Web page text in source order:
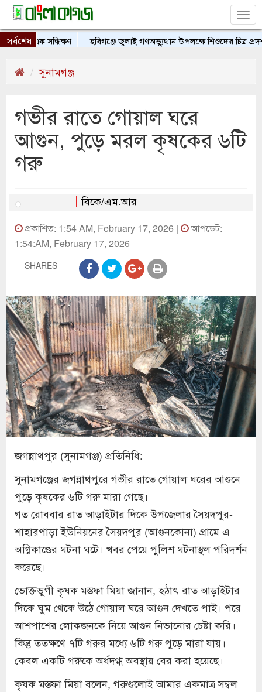
সর্বশেষএক সন্ধিক্ষণ হবিগঞ্জে জুলাই গণঅভ্যুত্থান উপলক্ষে শিশুদের চিত্র
সুনামগঞ্জ
গভীর রাতে গোয়াল ঘরে
আগুন, পুড়ে মরল কৃষকের ৬টি
গরু
বিকে/এম.আর
প্রকাশিত: 1:54 AM, February 17, 2026 |
আপডেট:
1:54:AM, February 17, 2026
SHARES
জগন্নাথপুর (সুনামগঞ্জ) প্রতিনিধি:
সুনামগঞ্জের জগন্নাথপুরে গভীর রাতে গোয়াল ঘরের আগুনে
পুড়ে কৃষকের ৬টি গরু মারা গেছে।
গত রোববার রাত আড়াইটার দিকে উপজেলার সৈয়দপুর-
শাহারপাড়া ইউনিয়নের সৈয়দপুর (আগুনকোনা) গ্রামে এ
অগ্নিকাণ্ডের ঘটনা ঘটে। খবর পেয়ে পুলিশ ঘটনাস্থল পরিদর্শন
করেছে।
ভোক্তভুগী কৃষক মস্তফা মিয়া জানান, হঠাৎ রাত আড়াইটার
দিকে ঘুম থেকে উঠে গোয়াল ঘরে আগুন দেখতে পাই। পরে
আশপাশের লোকজনকে নিয়ে আগুন নিভানোর চেষ্টা করি।
কিন্তু ততক্ষণে ৭টি গরুর মধ্যে ৬টি গরু পুড়ে মারা যায়।
কেবল একটি গরুকে অর্ধদগ্ধ অবস্থায় বের করা হয়েছে।
কৃষক মস্তফা মিয়া বলেন, গরুগুলোই আমার একমাত্র সম্বল